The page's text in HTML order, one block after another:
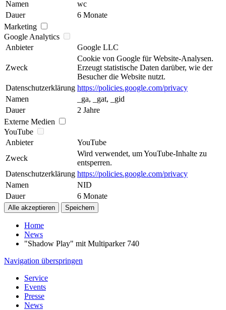
Namen
wc
Dauer
6 Monate
Marketing
Google Analytics
Anbieter
Google LLC
Zweck
Cookie von Google für Website-Analysen.
Erzeugt statistische Daten darüber, wie der
Besucher die Website nutzt.
Datenschutzerklärung https://policies.google.com/privacy
Namen
_ga, _gat, _gid
Dauer
2 Jahre
Externe Medien
YouTube
Anbieter
YouTube
Zweck
Wird verwendet, um YouTube-Inhalte zu
entsperren.
Datenschutzerklärung https://policies.google.com/privacy
Namen
NID
Dauer
6 Monate
Home
News
"Shadow Play" mit Multiparker 740
Navigation überspringen
Service
Events
Presse
News